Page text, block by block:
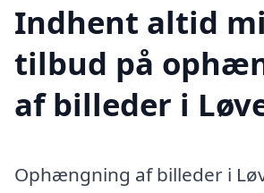
Indhent altid
tilbud på
af billeder i
Ophængning af billeder i